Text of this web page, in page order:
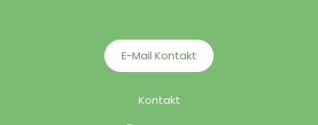
E-Mail Kontakt
Kontakt